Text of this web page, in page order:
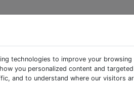
technologies to improve your browsing
you personalized content and targeted
and to understand where our visitors